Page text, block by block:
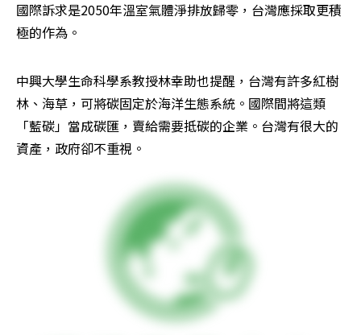
國際訴求是2050年溫室氣體淨排放歸零，台灣應採取更積
極的作為。
中興大學生命科學系教授林幸助也提醒，台灣有許多紅樹
林、海草，可將碳固定於海洋生態系統。國際間將這類
「藍碳」當成碳匯，賣給需要抵碳的企業。台灣有很大的
資產，政府卻不重視。